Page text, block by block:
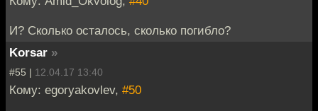
И? Сколько осталось, сколько погибло?
Korsar »
#55 | 12.04.17 13:40
Кому: egoryakovlev, #50